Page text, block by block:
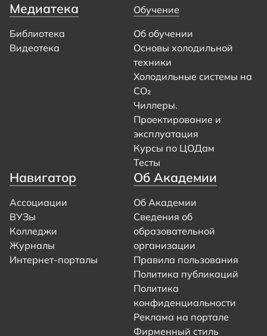
Медиатека
Библиотека
Видеотека
Обучение
Об обучении
Основы холодильной
техники
Холодильные системы на
CO₂
Чиллеры.
Проектирование и
эксплуатация
Курсы по ЦОДам
Тесты
Навигатор
Ассоциации
ВУЗы
Колледжи
Журналы
Интернет-порталы
Об Академии
Об Академии
Сведения об
образовательной
организации
Правила пользования
Политика публикаций
Политика
конфиденциальности
Реклама на портале
Фирменный стиль